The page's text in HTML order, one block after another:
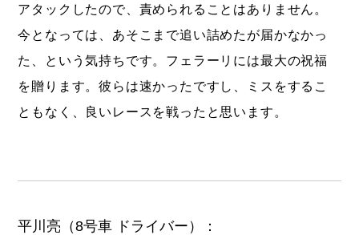
アタックしたので、責められることはありません。
今となっては、あそこまで追い詰めたが届かなかっ
た、という気持ちです。フェラーリには最大の祝福
を贈ります。彼らは速かったですし、ミスをするこ
ともなく、良いレースを戦ったと思います。
平川亮（8号車 ドライバー）：